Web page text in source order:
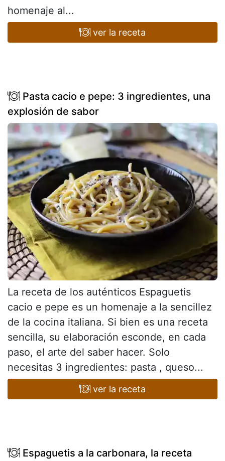
homenaje al...
ver la receta
Pasta cacio e pepe: 3 ingredientes, una
explosión de sabor
La receta de los auténticos Espaguetis
cacio e pepe es un homenaje a la sencillez
de la cocina italiana. Si bien es una receta
sencilla, su elaboración esconde, en cada
paso, el arte del saber hacer. Solo
necesitas 3 ingredientes: pasta , queso...
ver la receta
Espaguetis a la carbonara, la receta